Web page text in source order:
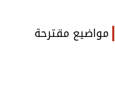
مواضيع مقترحة